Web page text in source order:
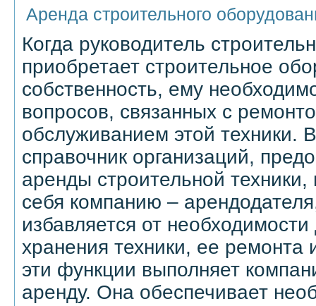
Аренда строительного
Когда руководитель
приобретает строительное
собственность, ему
вопросов, связанных с
обслуживанием этой техники.
справочник организаций,
аренды строительной
себя компанию –
избавляется от необходимости
хранения техники, ее ремонта
эти функции выполняет
аренду. Она обеспечивает